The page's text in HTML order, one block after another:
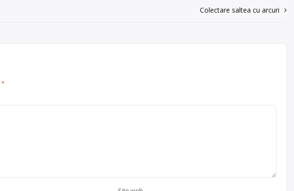
Colectare saltea cu arcuri
*